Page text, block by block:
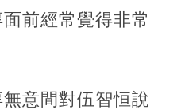
前經常覺得非常
意間對伍智恒說